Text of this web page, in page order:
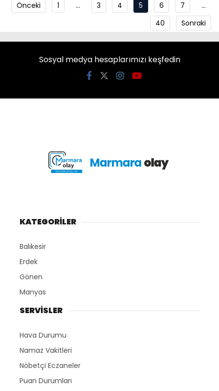
Önceki 1 … 3 4 5 6 7
…
40
Sonraki
Sosyal medya hesaplarımızı keşfedin
KATEGORİLER
Balıkesir
Erdek
Gönen
Manyas
SERVİSLER
Hava Durumu
Namaz Vakitleri
Nöbetçi Eczaneler
Puan Durumları